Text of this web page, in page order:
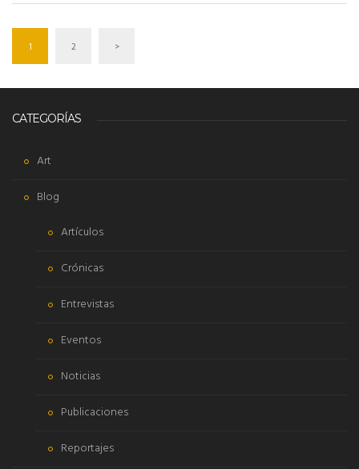
1 2 >
CATEGORÍAS
Art
Blog
Artículos
Crónicas
Entrevistas
Eventos
Noticias
Publicaciones
Reportajes